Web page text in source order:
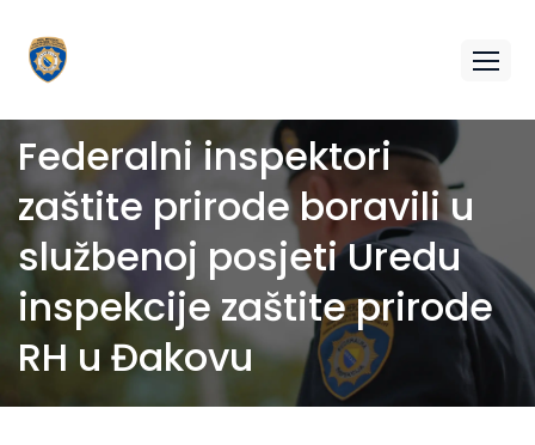
Federalni inspektori
zaštite prirode boravili u
službenoj posjeti Uredu
inspekcije zaštite prirode
RH u Đakovu